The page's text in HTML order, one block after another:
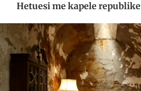
Hetuesi me kapele republike